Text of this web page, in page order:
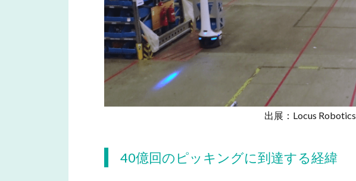
出展：Locus Robotics
40億回のピッキングに到達する経緯